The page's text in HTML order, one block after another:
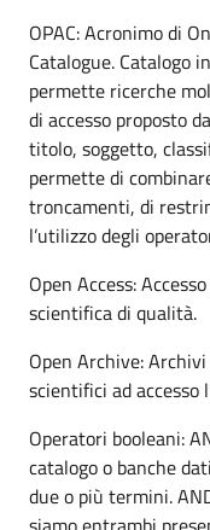
OPAC: Acronimo di
Catalogue. Catalogo
permette ricerche
di accesso proposto
titolo, soggetto,
permette di
troncamenti, di
l’utilizzo degli
Open Access:
scientifica di qualità.
Open Archive:
scientifici ad accesso
Operatori booleani:
catalogo o banche
due o più termini.